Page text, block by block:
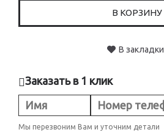
В КОРЗИНУ
В закладки
Заказать в 1 клик
Мы перезвоним Вам и уточним детали